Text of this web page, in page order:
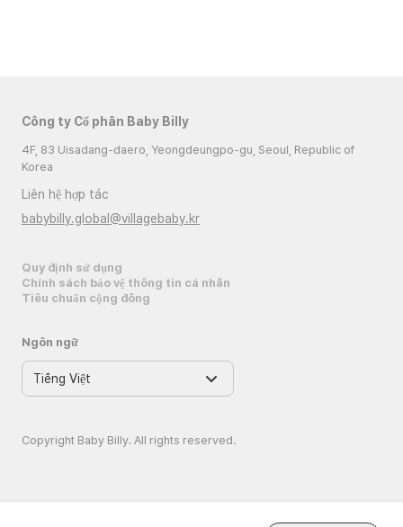
Công ty Cổ phần Baby Billy
4F, 83 Uisadang-daero, Yeongdeungpo-gu, Seoul, Republic of
Korea
Liên hệ hợp tác
babybilly.global@villagebaby.kr
Quy định sử dụng
Chính sách bảo vệ thông tin cá nhân
Tiêu chuẩn cộng đồng
Ngôn ngữ
Copyright Baby Billy. All rights reserved.